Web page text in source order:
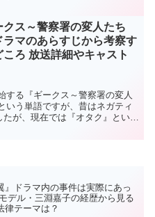
クス～警察署の変人たち
ラマのあらすじから考察す
ころ 放送詳細やキャスト
する『ギークス～警察署の変人
いう単語ですが、昔はネガティ
が、現在では『オタク』といっ
』ドラマ内の事件は実際にあっ
デル・三淵嘉子の経歴から見る
律テーマは？